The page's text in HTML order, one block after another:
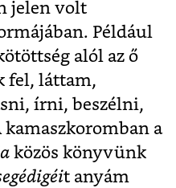
jelen volt
Például
alól az ő
fel, láttam,
írni, beszélni,
a
közös könyvünk
t anyám